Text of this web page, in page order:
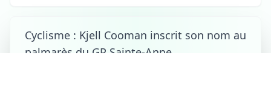
Cyclisme : Kjell Cooman inscrit son nom au
palmarès du GP Sainte-Anne